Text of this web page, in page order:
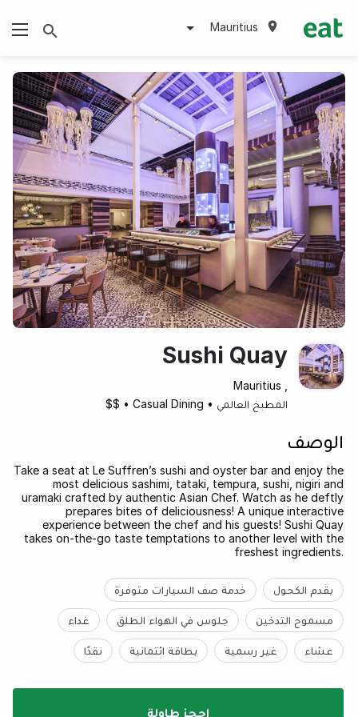
Mauritius
Sushi Quay
المطبخ العالمي •
Casual Dining
•
$$
الوصف
Take a seat at Le Suffren’s sushi and oyster bar and enjoy the
most delicious sashimi, tataki, tempura, sushi, nigiri and
uramaki crafted by authentic Asian Chef. Watch as he deftly
prepares bites of deliciousness! A unique interactive
experience between the chef and his guests! Sushi Quay
takes on-the-go taste temptations to another level with the
freshest ingredients.
يقدم الكحول خدمة صف السيارات متوفرة
مسموح التدخين جلوس في الهواء الطلق غداء
عشاء غير رسمية بطاقة ائتمانية نقدًا
احجز طاولة